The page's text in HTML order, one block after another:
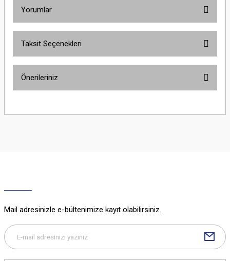
Yorumlar
Taksit Seçenekleri
Önerileriniz
yetersiz gördüğünüz noktaları öneri formunu kullanarak tarafımıza
Bu ürüne benzer farklı alternatifler olmalı.
Mail adresinizle e-bültenimize kayıt olabilirsiniz.